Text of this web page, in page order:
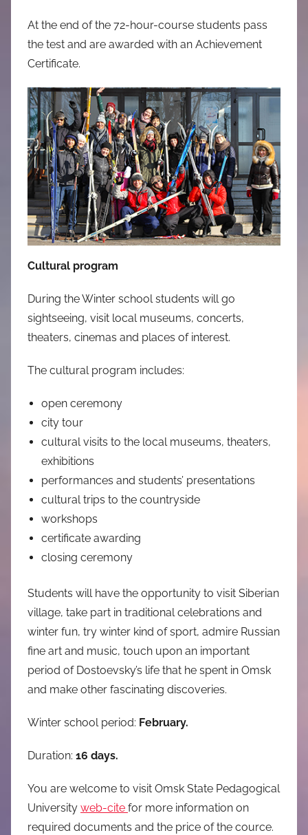
At the end of the 72-hour-course students pass
the test and are awarded with an Achievement
Certificate.
Cultural program
During the Winter school students will go
sightseeing, visit local museums, concerts,
theaters, cinemas and places of interest.
The cultural program includes:
open ceremony
city tour
cultural visits to the local museums, theaters,
exhibitions
performances and students’ presentations
cultural trips to the countryside
workshops
certificate awarding
closing ceremony
Students will have the opportunity to visit Siberian
village, take part in traditional celebrations and
winter fun, try winter kind of sport, admire Russian
fine art and music, touch upon an important
period of Dostoevsky’s life that he spent in Omsk
and make other fascinating discoveries.
Winter school period: February.
Duration: 16 days.
You are welcome to visit Оmsk State Pedagogical
University web-cite for more information on
required documents and the price of the cource.